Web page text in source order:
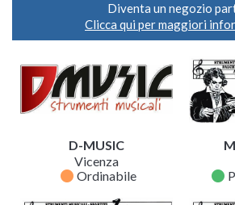
Diventa un negozio
Clicca qui per maggiori
D-MUSIC
Vicenza
fiber_manual_record Ordinabile fiber_manual_record